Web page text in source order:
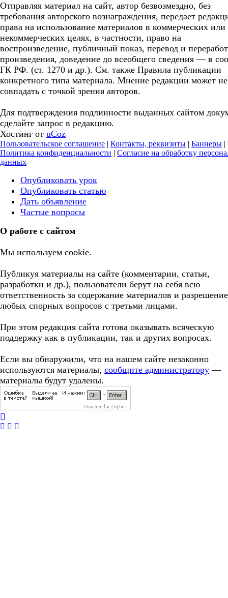
Отправляя материал на сайт, автор безвозмездно, без
требования авторского вознаграждения, передает
права на использование материалов в коммерческих или
некоммерческих целях, в частности, право на
воспроизведение, публичный показ, перевод и
произведения, доведение до всеобщего сведения — в
ГК РФ. (ст. 1270 и др.). См. также Правила публикации
конкретного типа материала. Мнение редакции может не
совпадать с точкой зрения авторов.
Для подтверждения подлинности выданных сайтом
сделайте запрос в редакцию.
Хостинг от uCoz
Пользовательское соглашение | Контакты, реквизиты | Баннеры |
Политика конфиденциальности | Согласие на обработку
данных
Опубликовать урок
Опубликовать статью
Дать объявление
Частые вопросы
О работе с сайтом
Мы используем cookie.
Публикуя материалы на сайте (комментарии, статьи,
разработки и др.), пользователи берут на себя всю
ответственность за содержание материалов и разрешение
любых спорных вопросов с третьми лицами.
При этом редакция сайта готова оказывать всяческую
поддержку как в публикации, так и других вопросах.
Если вы обнаружили, что на нашем сайте незаконно
используются материалы, сообщите администратору —
материалы будут удалены.